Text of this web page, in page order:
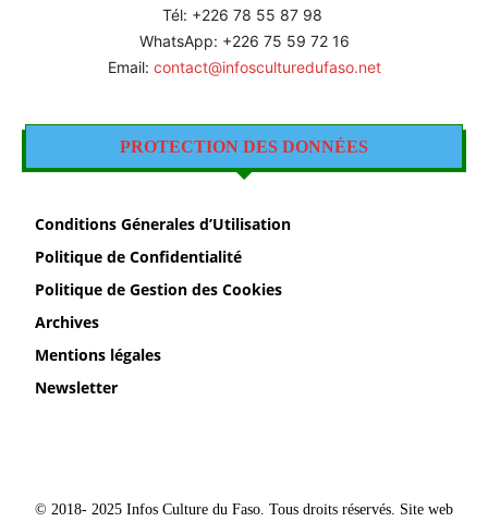
Tél: +226 78 55 87 98
WhatsApp: +226 75 59 72 16
Email: contact@infosculturedufaso.net
PROTECTION DES DONNÉES
Conditions Génerales d’Utilisation
Politique de Confidentialité
Politique de Gestion des Cookies
Archives
Mentions légales
Newsletter
© 2018- 2025 Infos Culture du Faso. Tous droits réservés. Site web